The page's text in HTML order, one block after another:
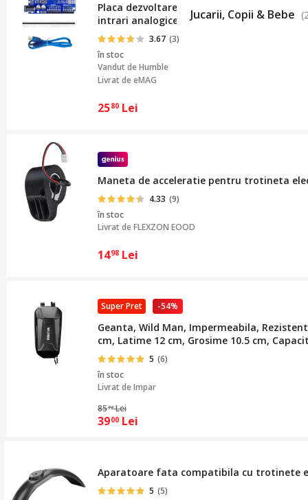
Jucarii, Copii & Bebe
Placa dezvoltare, Arduino, Uno R3,
intrari analogice, Distanta dintre pini
3.67 (3)
în stoc
Vandut deHumble
Livrat de eMAG
2580 Lei
Maneta de acceleratie pentru trotineta
4.33 (9)
în stoc
Livrat deFLEXZON EOOD
1498 Lei
-54%
Super Pret
Geanta, Wild Man, Impermeabila,
cm, Latime 12 cm, Grosime 10.5 cm,
5 (6)
în stoc
Livrat deImpar
8572 Lei
3900 Lei
Aparatoare fata compatibila cu trotinete
5 (5)